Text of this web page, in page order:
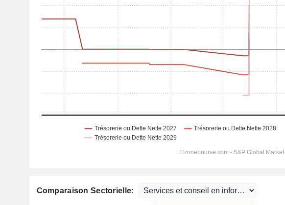
Comparaison Sectorielle: